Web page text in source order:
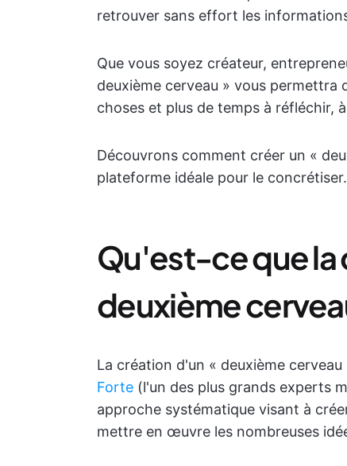
retrouver sans effort les
Que vous soyez créateur,
deuxième cerveau » vous permettra
choses et plus de temps à réfléchir,
Découvrons comment créer un «
plateforme idéale pour le concrétiser.
Qu'est-ce que la
deuxième
La création d'un « deuxième
Forte (l'un des plus grands experts
approche systématique visant à
mettre en œuvre les nombreuses